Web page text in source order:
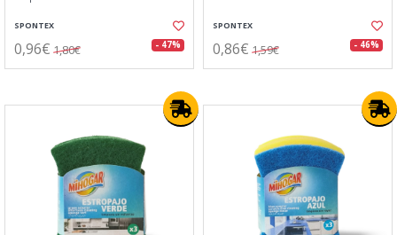
SPONTEX
0,96€ 1,80€ - 47%
SPONTEX
0,86€ 1,59€ - 46%